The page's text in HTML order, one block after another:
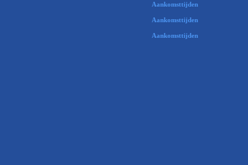
Aankomsttijden
Aankomsttijden
Aankomsttijden